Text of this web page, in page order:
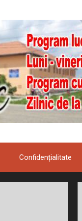
Confidențialitate